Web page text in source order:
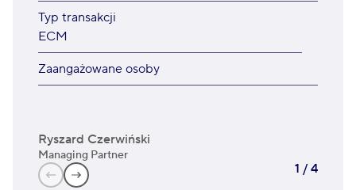
Typ transakcji
ECM
Zaangażowane osoby
Ryszard Czerwiński
Managing Partner
1 / 4